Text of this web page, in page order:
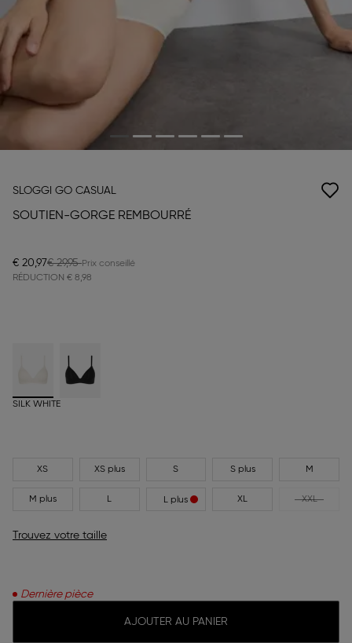
SLOGGI GO CASUAL
SOUTIEN-GORGE REMBOURRÉ
€ 20,97€ 29,95
RÉDUCTION € 8,98
SILK WHITE
XS XS plus S S plus M
M plus L L plus XL XXL
Trouvez votre taille
Dernière pièce
AJOUTER AU PANIER